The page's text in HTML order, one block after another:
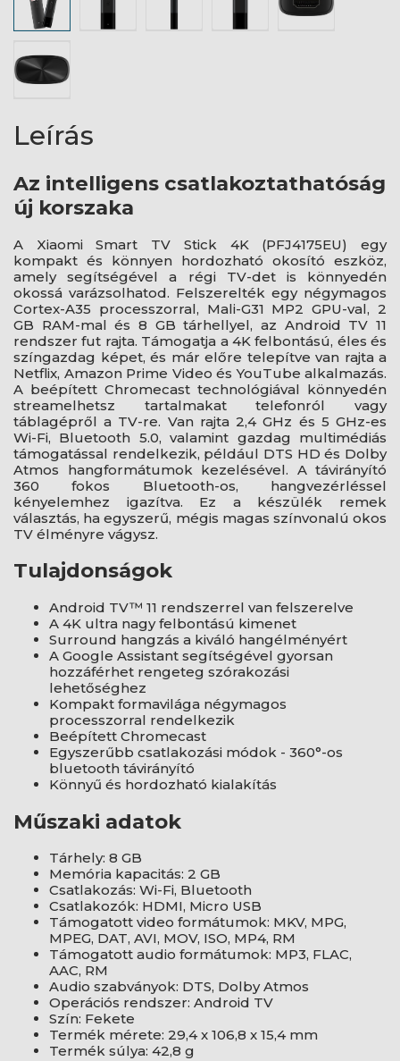
Leírás
Az intelligens csatlakoztathatóság
új korszaka
A Xiaomi Smart TV Stick 4K (PFJ4175EU) egy
kompakt és könnyen hordozható okosító eszköz,
amely segítségével a régi TV-det is könnyedén
okossá varázsolhatod. Felszerelték egy négymagos
Cortex-A35 processzorral, Mali-G31 MP2 GPU-val, 2
GB RAM-mal és 8 GB tárhellyel, az Android TV 11
rendszer fut rajta. Támogatja a 4K felbontású, éles és
színgazdag képet, és már előre telepítve van rajta a
Netflix, Amazon Prime Video és YouTube alkalmazás.
A beépített Chromecast technológiával könnyedén
streamelhetsz tartalmakat telefonról vagy
táblagépről a TV-re. Van rajta 2,4 GHz és 5 GHz-es
Wi-Fi, Bluetooth 5.0, valamint gazdag multimédiás
támogatással rendelkezik, például DTS HD és Dolby
Atmos hangformátumok kezelésével. A távirányító
360 fokos Bluetooth-os, hangvezérléssel
kényelemhez igazítva. Ez a készülék remek
választás, ha egyszerű, mégis magas színvonalú okos
TV élményre vágysz.
Tulajdonságok
Android TV™ 11 rendszerrel van felszerelve
A 4K ultra nagy felbontású kimenet
Surround hangzás a kiváló hangélményért
A Google Assistant segítségével gyorsan
hozzáférhet rengeteg szórakozási
lehetőséghez
Kompakt formavilága négymagos
processzorral rendelkezik
Beépített Chromecast
Egyszerűbb csatlakozási módok - 360°-os
bluetooth távirányító
Könnyű és hordozható kialakítás
Műszaki adatok
Tárhely: 8 GB
Memória kapacitás: 2 GB
Csatlakozás: Wi-Fi, Bluetooth
Csatlakozók: HDMI, Micro USB
Támogatott video formátumok: MKV, MPG,
MPEG, DAT, AVI, MOV, ISO, MP4, RM
Támogatott audio formátumok: MP3, FLAC,
AAC, RM
Audio szabványok: DTS, Dolby Atmos
Operációs rendszer: Android TV
Szín: Fekete
Termék mérete: 29,4 x 106,8 x 15,4 mm
Termék súlya: 42,8 g